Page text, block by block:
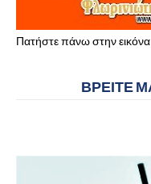
Πατήστε πάνω στην εικόνα
ΒΡΕΙΤΕ